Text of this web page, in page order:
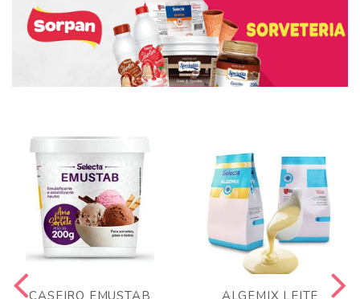
CASEIRO EMUSTAB
ALGEMIX LEITE